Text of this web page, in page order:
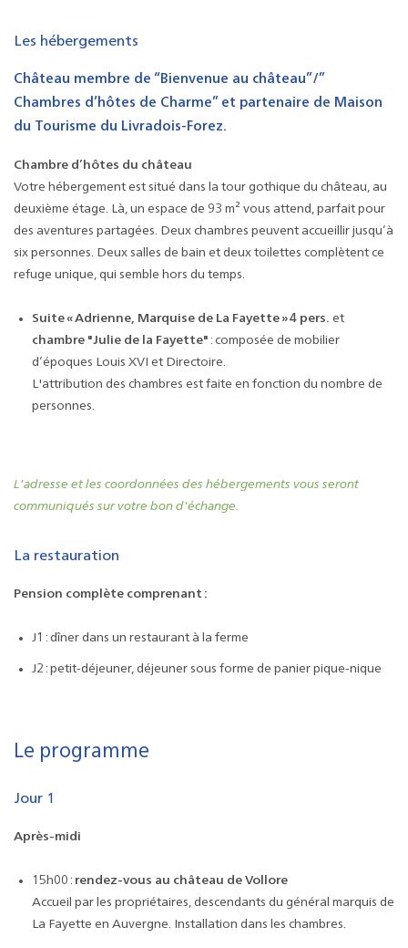
Les hébergements
Château membre de “Bienvenue au château”/”
Chambres d’hôtes de Charme” et partenaire de Maison
du Tourisme du Livradois-Forez.
Chambre d’hôtes du château
Votre hébergement est situé dans la tour gothique du château, au
deuxième étage. Là, un espace de 93 m² vous attend, parfait pour
des aventures partagées. Deux chambres peuvent accueillir jusqu’à
six personnes. Deux salles de bain et deux toilettes complètent ce
refuge unique, qui semble hors du temps.
Suite « Adrienne, Marquise de La Fayette » 4 pers. et
chambre "Julie de la Fayette" : composée de mobilier
d’époques Louis XVI et Directoire.
L'attribution des chambres est faite en fonction du nombre de
personnes.
L'adresse et les coordonnées des hébergements vous seront
communiqués sur votre bon d'échange.
La restauration
Pension complète comprenant :
J1 : dîner dans un restaurant à la ferme
J2 : petit-déjeuner, déjeuner sous forme de panier pique-nique
Le programme
Jour 1
Après-midi
15h00 : rendez-vous au château de Vollore
Accueil par les propriétaires, descendants du général marquis de
La Fayette en Auvergne. Installation dans les chambres.